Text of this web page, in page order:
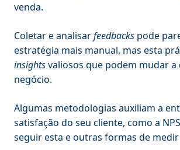
venda.
Coletar e analisarfeedbacks pode
estratégia mais manual, mas esta
insightsvaliosos que podem mudar a
negócio.
Algumas metodologias auxiliam a
satisfação do seu cliente, como a
seguir esta e outras formas de